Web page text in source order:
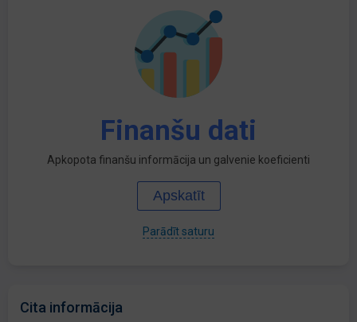
Finanšu dati
Apkopota finanšu informācija un galvenie koeficienti
Apskatīt
Parādīt saturu
Cita informācija